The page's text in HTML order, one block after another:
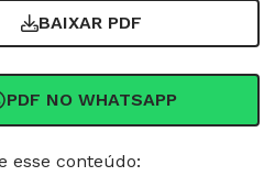
BAIXAR PDF
PDF NO WHATSAPP
esse conteúdo: